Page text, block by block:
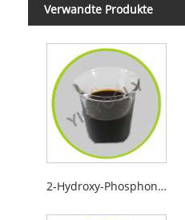
Verwandte Produkte
2-Hydroxy-Phosphonoessigsäure